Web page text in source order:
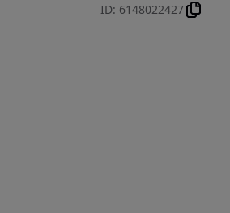
ID: 6148022427